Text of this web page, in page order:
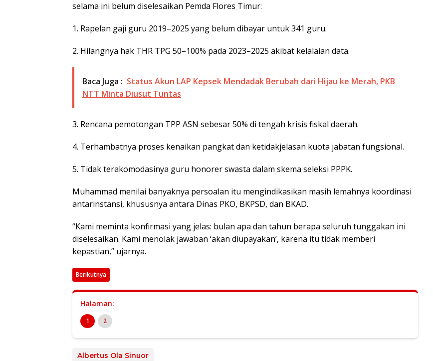
selama ini belum diselesaikan Pemda Flores Timur:
1. Rapelan gaji guru 2019–2025 yang belum dibayar untuk 341 guru.
2. Hilangnya hak THR TPG 50–100% pada 2023–2025 akibat kelalaian data.
Baca Juga : Status Akun LAP Kepsek Mendadak Berubah dari Hijau ke Merah, PKB
NTT Minta Diusut Tuntas
3. Rencana pemotongan TPP ASN sebesar 50% di tengah krisis fiskal daerah.
4. Terhambatnya proses kenaikan pangkat dan ketidakjelasan kuota jabatan fungsional.
5. Tidak terakomodasinya guru honorer swasta dalam skema seleksi PPPK.
Muhammad menilai banyaknya persoalan itu mengindikasikan masih lemahnya koordinasi
antarinstansi, khususnya antara Dinas PKO, BKPSD, dan BKAD.
“Kami meminta konfirmasi yang jelas: bulan apa dan tahun berapa seluruh tunggakan ini
diselesaikan. Kami menolak jawaban ‘akan diupayakan’, karena itu tidak memberi
kepastian,” ujarnya.
Berikutnya
Halaman:
1 2
Albertus Ola Sinuor